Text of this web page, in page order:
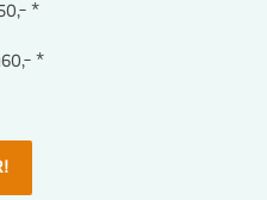
*
*